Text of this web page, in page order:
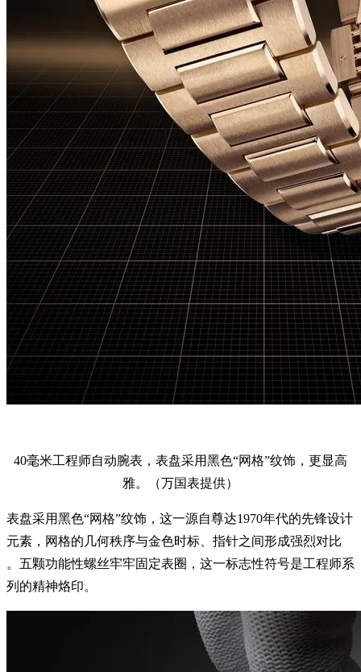
40毫米工程师自动腕表，表盘采用黑色“网格”纹饰，更显高
雅。（万国表提供）
表盘采用黑色“网格”纹饰，这一源自尊达1970年代的先锋设计
元素，网格的几何秩序与金色时标、指针之间形成强烈对比
。五颗功能性螺丝牢牢固定表圈，这一标志性符号是工程师系
列的精神烙印。